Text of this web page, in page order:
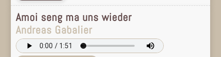
Amoi seng ma uns wieder
Andreas Gabalier